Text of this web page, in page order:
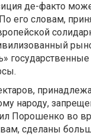
де-факто
его словам,
народу,
Порошенко во
сделаны